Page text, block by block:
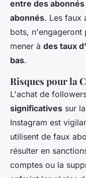
entre des
abonnés. Les faux
bots, n'engageront
mener à des taux
bas.
Risques pour la
L'achat de
significatives sur
Instagram est
utilisent de faux
résulter en
comptes ou la